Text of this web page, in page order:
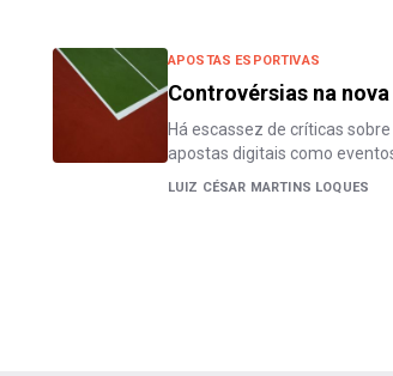
APOSTAS ESPORTIVAS
Controvérsias na
Há escassez de críticas
apostas digitais como
LUIZ CÉSAR MARTINS LOQUES